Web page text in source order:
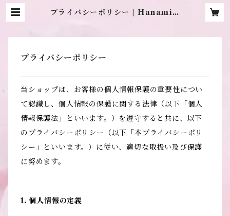
プライバシーポリシー | Hanami s
プライバシーポリシー
当ショップは、お客様の個人情報保護の重要性につい
て認識し、個人情報の保護に関する法律（以下「個人
情報保護法」といいます。）を遵守すると共に、以下
のプライバシーポリシー（以下「本プライバシーポリ
シー」といいます。）に従い、適切な取扱い及び保護
に努めます。
1. 個人情報の定義